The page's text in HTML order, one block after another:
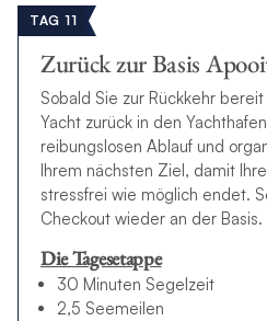
TAG 11
Zurück zur Basis
Sobald Sie zur Rückkehr
Yacht zurück in den
reibungslosen Ablauf und
Ihrem nächsten Ziel, damit
stressfrei wie möglich endet.
Checkout wieder an der Basis.
Die Tagesetappe
30 Minuten Segelzeit
2,5 Seemeilen